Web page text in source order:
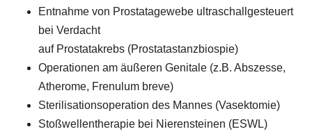
Entnahme von Prostatagewebe ultraschallgesteuert
bei Verdacht
auf Prostatakrebs (Prostatastanzbiospie)
Operationen am äußeren Genitale (z.B. Abszesse,
Atherome, Frenulum breve)
Sterilisationsoperation des Mannes (Vasektomie)
Stoßwellentherapie bei Nierensteinen (ESWL)